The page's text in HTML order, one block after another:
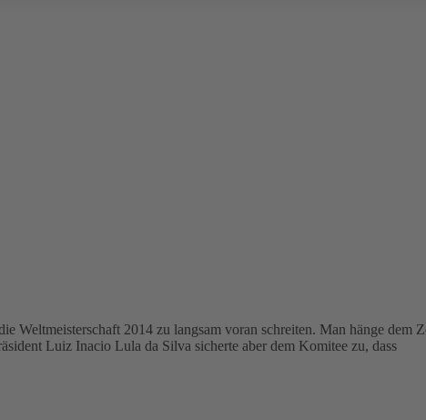
Weltmeisterschaft 2014 zu langsam voran schreiten. Man hänge
Luiz Inacio Lula da Silva sicherte aber dem Komitee zu, dass